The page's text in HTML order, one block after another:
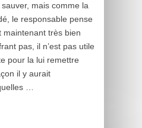
mais comme la
le responsable pense
maintenant très bien
pas, il n’est pas utile
pour la lui remettre
il y aurait
…